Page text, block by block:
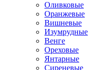
Оливковые
Оранжевые
Вишневые
Изумрудные
Венге
Ореховые
Янтарные
Сиреневые